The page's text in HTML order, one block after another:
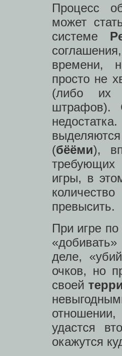
Процесс
может
системе
времени,
просто не
(либо их
штрафов).
(бёёми),
требующих
игры, в
превысить.
При игре по
деле,
очков, но
своей
удастся
окажутся